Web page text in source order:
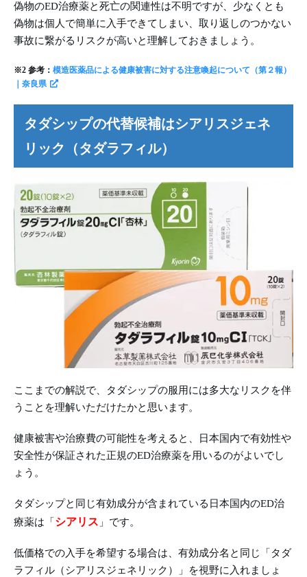
偽物のED治療薬と死亡の関連性は不明ですが、少なくとも
偽物は個人で簡単に入手できてしまい、取り返しのつかない
事故に繋がるリスクが高いと理解しておきましょう。
※2 参考： 模造医薬品による健康被害に対する注意喚起について（第２報）
｜奈良県
タダシップの代替候補はシアリスジェネ
リック（タダラフィル）
ここまでの解説で、タダシップの服用には多大なリスクを伴
うことを理解いただけたかと思います。
健康被害や治療費の可能性を考えると、日本国内で有効性や
安全性が保証された正規のED治療薬を用いるのがよいでし
ょう。
タダシップと同じ有効成分が含まれている日本国内のED治
療薬は「 シアリス 」です。
低価格での入手を希望する場合は、有効成分名と同じ「タダ
ラフィル（シアリスジェネリック）」を視野に入れましょ